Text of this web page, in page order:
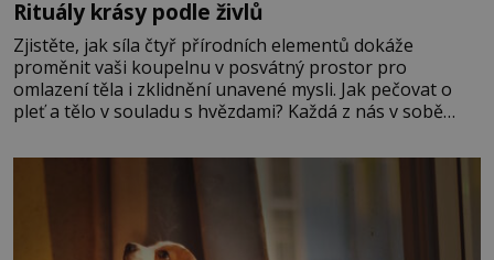
Rituály krásy podle živlů
Zjistěte, jak síla čtyř přírodních elementů dokáže
proměnit vaši koupelnu v posvátný prostor pro
omlazení těla i zklidnění unavené mysli. Jak pečovat o
pleť a tělo v souladu s hvězdami? Každá z nás v sobě
povaze, ale i v potřebách naší pokožky. Ohnivá znamení
Ženy narozené ve znamení Berana, Lva a Střelce v sobě
nesou žár, odvahu a neutuchající elán. Vaše